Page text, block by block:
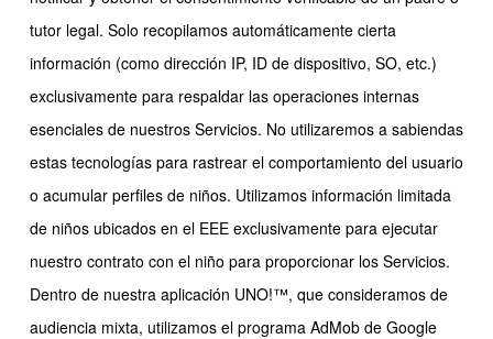
tutor legal. Solo recopilamos automáticamente cierta
información (como dirección IP, ID de dispositivo, SO, etc.)
exclusivamente para respaldar las operaciones internas
esenciales de nuestros Servicios. No utilizaremos a sabiendas
estas tecnologías para rastrear el comportamiento del usuario
o acumular perfiles de niños. Utilizamos información limitada
de niños ubicados en el EEE exclusivamente para ejecutar
nuestro contrato con el niño para proporcionar los Servicios.
Dentro de nuestra aplicación UNO!™, que consideramos de
audiencia mixta, utilizamos el programa AdMob de Google